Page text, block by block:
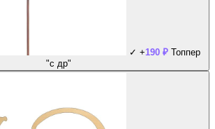
✓ +190 ₽ Топпер
"с др"